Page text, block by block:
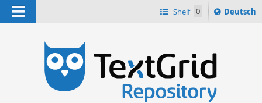
Navigation Shelf 0
Sprache
ï¿½ndern
Deutsch